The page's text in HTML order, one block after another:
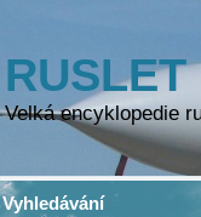
RUSLET
Velká encyklopedie
Vyhledávání